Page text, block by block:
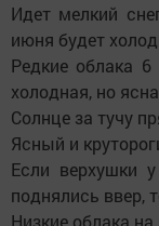
Идет мелкий
июня будет
Редкие облака
холодная, но
Солнце за тучу
Ясный и
Если верхушки
поднялись ввер,
Низкие облака